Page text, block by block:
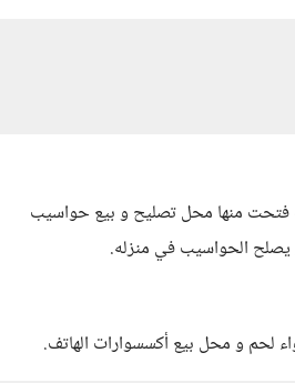
إلى ألف دولار، في النهاية فتحت منها محل تصليح و بيع حواسيب
يصلح الحواسيب في منزله.
لحم و محل بيع أكسسوارات الهاتف.